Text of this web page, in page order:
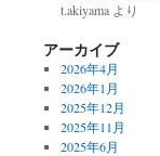
t.akiyamaより
アーカイブ
2026年4月
2026年1月
2025年12月
2025年11月
2025年6月